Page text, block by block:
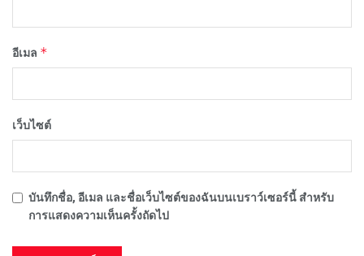
อีเมล *
เว็บไซต์
บันทึกชื่อ, อีเมล และชื่อเว็บไซต์ของฉันบนเบราว์เซอร์นี้ สำหรับ
การแสดงความเห็นครั้งถัดไป